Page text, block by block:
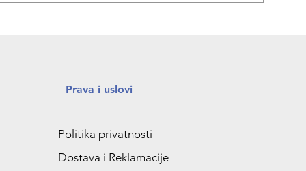
Prava i uslovi
Politika privatnosti
Dostava i Reklamacije